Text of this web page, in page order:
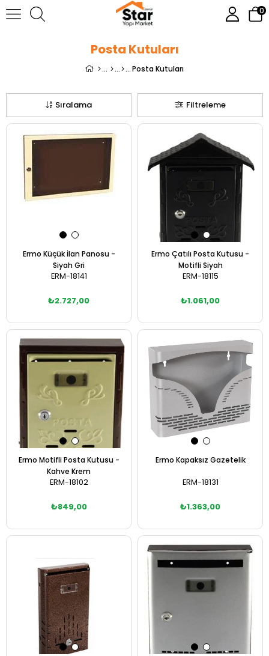
0
Posta Kutuları
Posta Kutuları
Filtreleme
Sıralama
Ermo Küçük İlan Panosu -
Siyah Gri
ERM-18141
₺2.727,00
Sepete Ekle
Ermo Çatılı Posta Kutusu -
Motifli Siyah
ERM-18115
₺1.061,00
Sepete Ekle
Ermo Motifli Posta Kutusu -
Kahve Krem
ERM-18102
₺849,00
Ermo Kapaksız Gazetelik
ERM-18131
₺1.363,00
Sepete Ekle